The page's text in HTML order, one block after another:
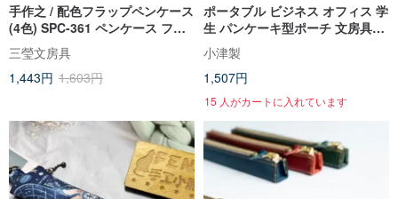
手作之 / 配色フラップペンケース
(4色) SPC-361 ペンケース フリ
ップペンケース
三瑩文房具
1,443円 1,603円
ポータブル ビジネス オフィス 学
生 パンケーキ型ポーチ 文房具ケ
ース 手帳 証明書 メッシュ 透明
収納 ペンケース
小津製
1,507円
15 人がカートに入れています